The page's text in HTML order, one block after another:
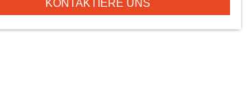
KONTAKTIERE UNS